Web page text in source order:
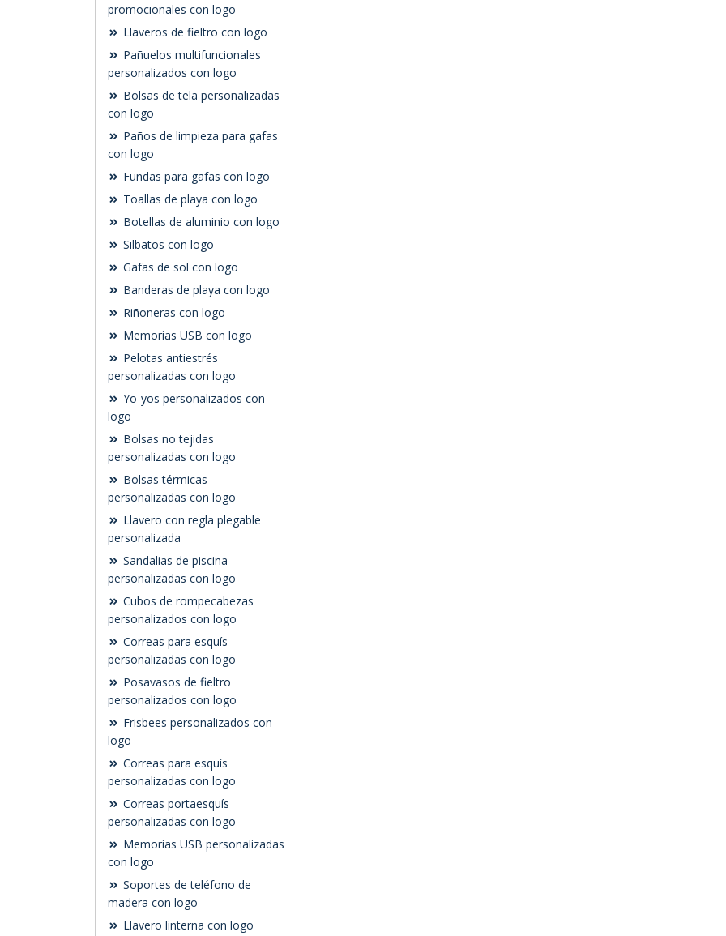
promocionales con logo
Llaveros de fieltro con logo
Pañuelos multifuncionales
personalizados con logo
Bolsas de tela personalizadas
con logo
Paños de limpieza para gafas
con logo
Fundas para gafas con logo
Toallas de playa con logo
Botellas de aluminio con logo
Silbatos con logo
Gafas de sol con logo
Banderas de playa con logo
Riñoneras con logo
Memorias USB con logo
Pelotas antiestrés
personalizadas con logo
Yo-yos personalizados con
logo
Bolsas no tejidas
personalizadas con logo
Bolsas térmicas
personalizadas con logo
Llavero con regla plegable
personalizada
Sandalias de piscina
personalizadas con logo
Cubos de rompecabezas
personalizados con logo
Correas para esquís
personalizadas con logo
Posavasos de fieltro
personalizados con logo
Frisbees personalizados con
logo
Correas para esquís
personalizadas con logo
Correas portaesquís
personalizadas con logo
Memorias USB personalizadas
con logo
Soportes de teléfono de
madera con logo
Llavero linterna con logo